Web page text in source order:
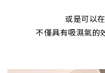
或是可以
不僅具有吸濕氣的